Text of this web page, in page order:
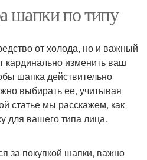
шапки по типу
от холода, но и важный
кардинально изменить ваш
шапка действительно
выбирать ее, учитывая
статье мы расскажем, как
для вашего типа лица.
за покупкой шапки, важно